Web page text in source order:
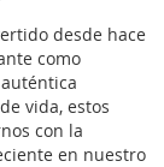
desde hace
como
vida, estos
con la
en nuestro